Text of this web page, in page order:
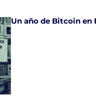
Un año de Bitcoin en